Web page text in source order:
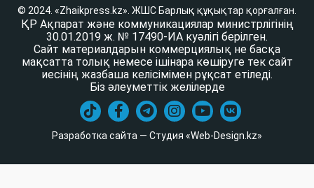
© 2024. «Zhaikpress.kz». ЖШС Барлық құқықтар қорғалған.
ҚР Ақпарат және коммуникациялар министрлігінің
30.01.2019 ж. № 17490-ИА куәлігі берілген.
Сайт материалдарын коммерциялық не басқа
мақсатта толық немесе ішінара көшіруге тек сайт
иесінің жазбаша келісімімен рұқсат етіледі.
Біз әлеуметтік желілерде
Разработка сайта — Студия «Web-Design.kz»